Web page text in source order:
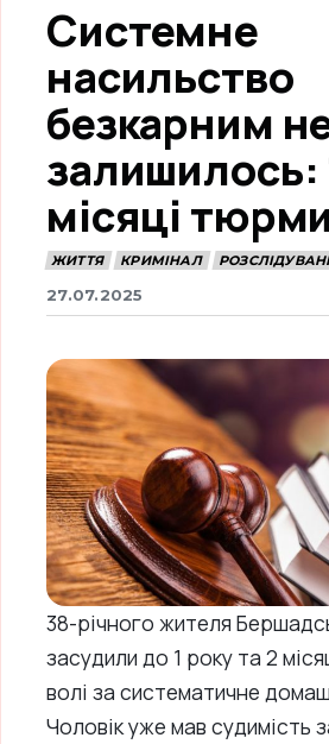
Системне
насильство
безкарним
залишилось:
місяці тюрми
ЖИТТЯ КРИМІНАЛ
27.07.2025
38-річного жителя
засудили до 1 року та 2
волі за систематичне
Чоловік уже мав судимість